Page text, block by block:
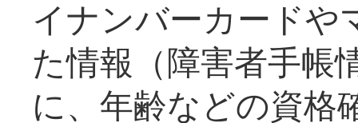
イナンバーカードや
た情報（障害者手帳
に、年齢などの資格